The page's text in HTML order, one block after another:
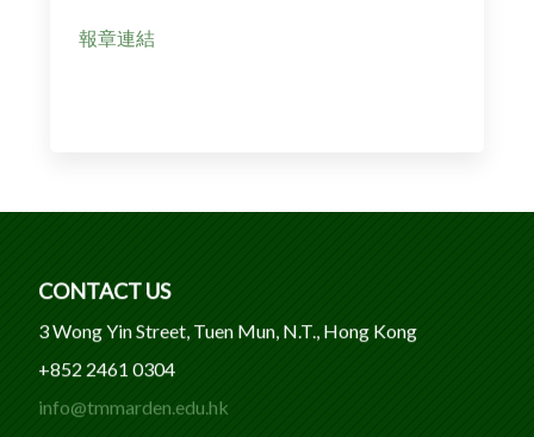
報章連結
CONTACT US
3 Wong Yin Street, Tuen Mun, N.T., Hong Kong
+852 2461 0304
info@tmmarden.edu.hk